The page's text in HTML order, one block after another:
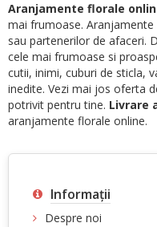
Aranjamente florale
mai frumoase.
sau partenerilor de afaceri.
cele mai frumoase si
cutii, inimi, cuburi de sticla,
inedite. Vezi mai jos oferta
potrivit pentru tine. Livrare
aranjamente florale online.
Informaţii
Despre noi